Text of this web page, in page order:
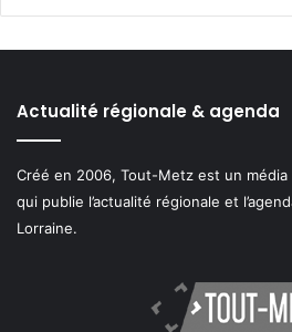
Actualité régionale & agenda
Créé en 2006, Tout-Metz est un
qui publie l’actualité régionale et
Lorraine.